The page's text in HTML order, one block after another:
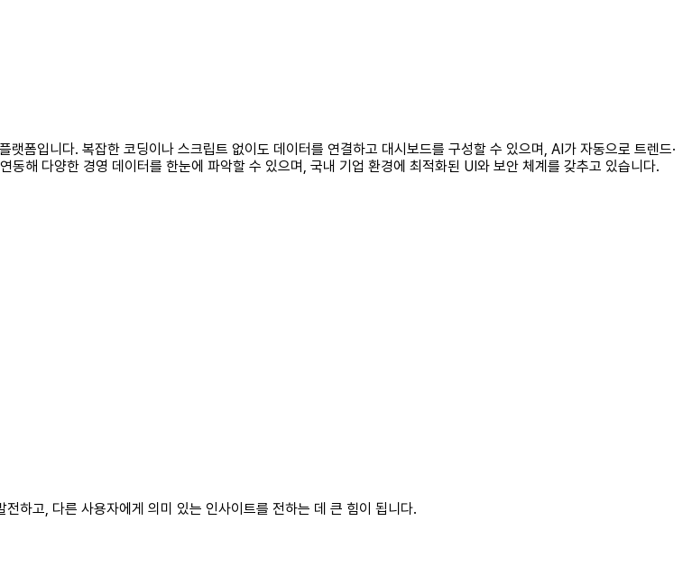
폼입니다. 복잡한 코딩이나 스크립트 없이도 데이터를 연결하고 대시보드를 구성할 수 있으며, AI가 자동으로 트렌드·
해 다양한 경영 데이터를 한눈에 파악할 수 있으며, 국내 기업 환경에 최적화된 UI와 보안 체계를 갖추고 있습니다.
하고, 다른 사용자에게 의미 있는 인사이트를 전하는 데 큰 힘이 됩니다.